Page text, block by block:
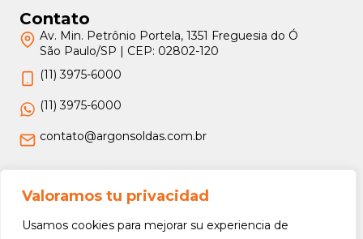
Valoramos tu privacidad
Usamos cookies para mejorar su experiencia de
Contato
Av. Min. Petrônio Portela, 1351 Freguesia do Ó
São Paulo/SP | CEP: 02802-120
(11) 3975-6000
(11) 3975-6000
contato@argonsoldas.com.br
Jurídico
Termos e Condições
Política de Privacidade